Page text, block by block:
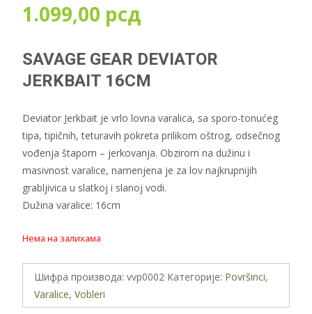
1.099,00 рсд
SAVAGE GEAR DEVIATOR
JERKBAIT 16CM
Deviator Jerkbait je vrlo lovna varalica, sa sporo-tonućeg
tipa, tipičnih, teturavih pokreta prilikom oštrog, odsečnog
vođenja štapom – jerkovanja. Obzirom na dužinu i
masivnost varalice, namenjena je za lov najkrupnijih
grabljivica u slatkoj i slanoj vodi.
Dužina varalice: 16cm
Нема на залихама
Шифра производа: vvp0002 Категорије: Površinci,
Varalice, Vobleri